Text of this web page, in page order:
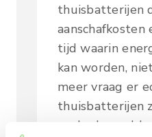
thuisbatterijen
tijd waarin
kan worden,
meer vraag er
thuisbatterijen
aanbod er zal